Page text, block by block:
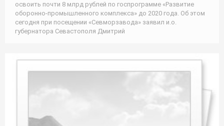
освоить почти 8 млрд рублей по госпрограмме «Развитие
оборонно-промышленного комплекса» до 2020 года. Об этом
сегодня при посещении «Севморзавода» заявил и.о.
губернатора Севастополя Дмитрий